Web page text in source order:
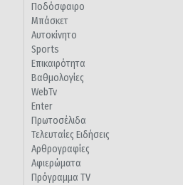
Ποδόσφαιρο
Μπάσκετ
Αυτοκίνητο
Sports
Επικαιρότητα
Βαθμολογίες
WebTv
Enter
Πρωτοσέλιδα
Τελευταίες Ειδήσεις
Αρθρογραφίες
Αφιερώματα
Πρόγραμμα TV